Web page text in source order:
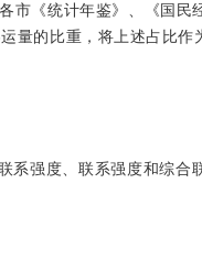
《统计年鉴》、《国民
量的比重，将上述占比作
系强度、联系强度和综